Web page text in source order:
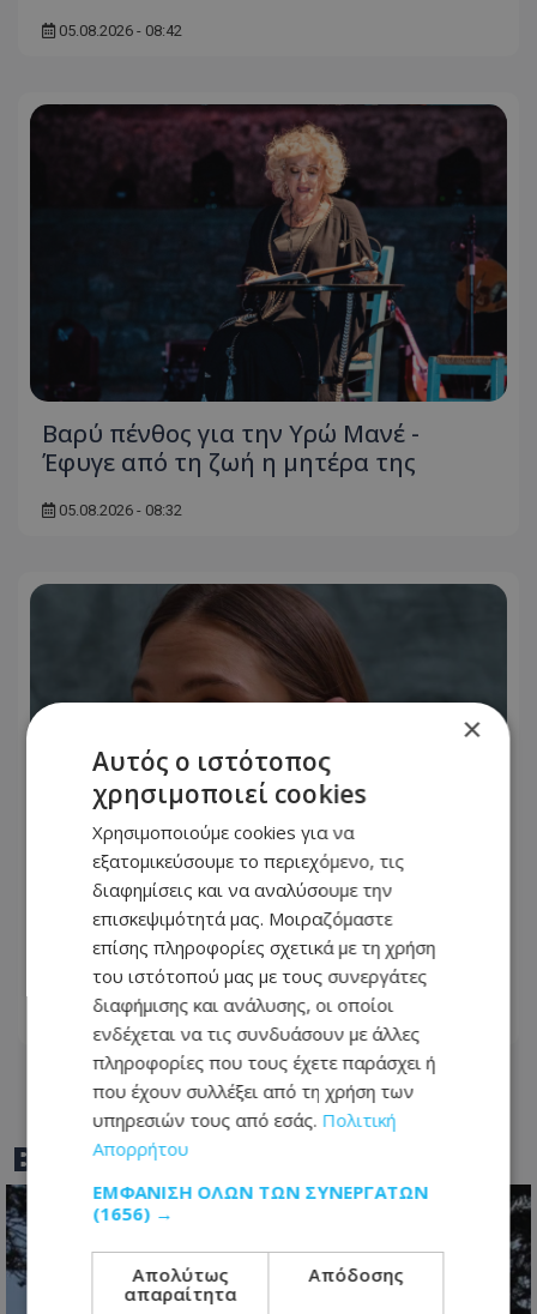
05.08.2026 - 08:42
Βαρύ πένθος για την Υρώ Μανέ -
Έφυγε από τη ζωή η μητέρα της
05.08.2026 - 08:32
Κορίνα Σακελλαροπούλου: Η κόρη του
Μένιου Σακελλαρόπουλου στα Δύο
μαύρα πουκάμισα
05.08.2026 - 08:25
BEST OFTOTHEMAONLINE
×
Αυτός ο ιστότοπος
χρησιμοποιεί cookies
Χρησιμοποιούμε cookies για να
εξατομικεύσουμε το περιεχόμενο, τις
διαφημίσεις και να αναλύσουμε την
επισκεψιμότητά μας. Μοιραζόμαστε
επίσης πληροφορίες σχετικά με τη χρήση
του ιστότοπού μας με τους συνεργάτες
διαφήμισης και ανάλυσης, οι οποίοι
ενδέχεται να τις συνδυάσουν με άλλες
πληροφορίες που τους έχετε παράσχει ή
που έχουν συλλέξει από τη χρήση των
υπηρεσιών τους από εσάς. Πολιτική
Απορρήτου
ΕΜΦΆΝΙΣΗ ΌΛΩΝ ΤΩΝ ΣΥΝΕΡΓΑΤΏΝ
(1656) →
Απολύτως
απαραίτητα
Απόδοσης